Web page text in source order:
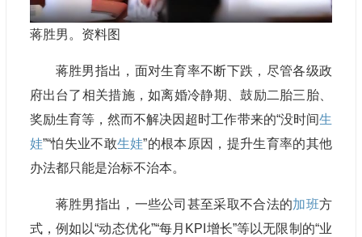
蒋胜男。资料图
蒋胜男指出，面对生育率不断下跌，尽管各级政
府出台了相关措施，如离婚冷静期、鼓励二胎三胎、
奖励生育等，然而不解决因超时工作带来的“没时间生
娃”“怕失业不敢生娃”的根本原因，提升生育率的其他
办法都只能是治标不治本。
蒋胜男指出，一些公司甚至采取不合法的加班方
式，例如以“动态优化”“每月KPI增长”等以无限制的“业